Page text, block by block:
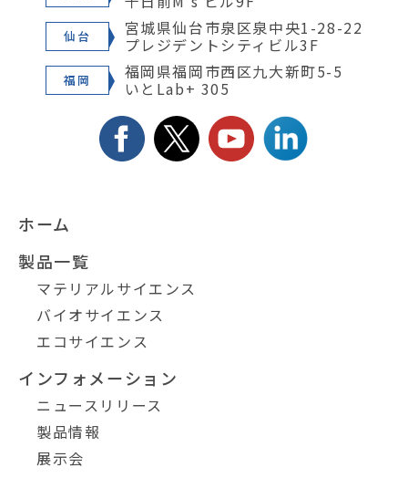
仙台 宮城県仙台市泉区泉中央1-28-22
プレジデントシティビル3F
福岡 福岡県福岡市西区九大新町5-5
いとLab+ 305
ホーム
製品一覧
マテリアルサイエンス
バイオサイエンス
エコサイエンス
インフォメーション
ニュースリリース
製品情報
展示会